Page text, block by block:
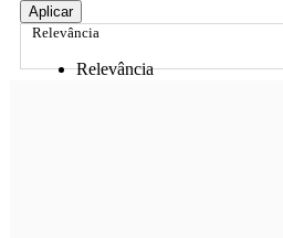
Aplicar
Relevância
Relevância